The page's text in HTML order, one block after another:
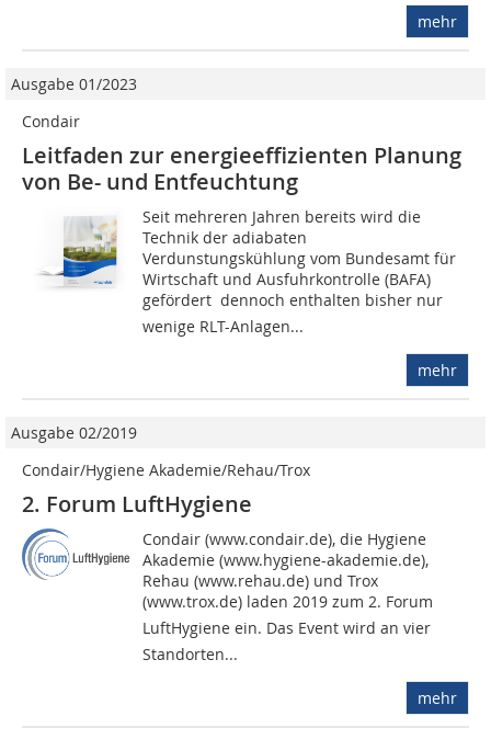
mehr
Ausgabe 01/2023
Condair
Leitfaden zur energie­effizienten Planung
von Be- und Entfeuchtung
Seit mehreren Jahren bereits wird die
Technik der adiabaten
Verdunstungskühlung vom Bundesamt für
Wirtschaft und Ausfuhrkontrolle (BAFA)
gefördert  dennoch enthalten bisher nur
wenige RLT-Anlagen...
mehr
Ausgabe 02/2019
Condair/Hygiene Akademie/Rehau/Trox
2. Forum LuftHygiene
Condair (www.condair.de), die Hygiene
Akademie (www.hygiene-akademie.de),
Rehau (www.rehau.de) und Trox
(www.trox.de) laden 2019 zum 2. Forum
LuftHygiene ein. Das Event wird an vier
Standorten...
mehr